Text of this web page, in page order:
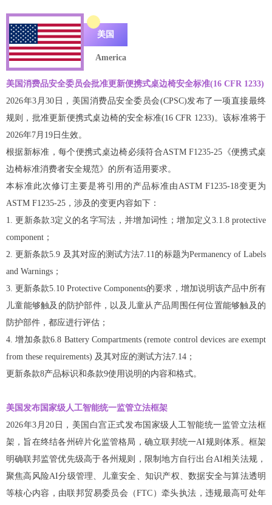
美国
America
美国消费品安全委员会批准更新便携式桌边椅安全标准(16 CFR 1233)
2026年3月30日，美国消费品安全委员会(CPSC)发布了一项直接最终
规则，批准更新便携式桌边椅的安全标准(16 CFR 1233)。该标准将于
2026年7月19日生效。
根据新标准，每个便携式桌边椅必须符合ASTM F1235-25《便携式桌
边椅标准消费者安全规范》的所有适用要求。
本标准此次修订主要是将引用的产品标准由ASTM F1235-18变更为
ASTM F1235-25，涉及的变更内容如下：
1. 更新条款3定义的名字写法，并增加词性；增加定义3.1.8 protective
component；
2. 更新条款5.9 及其对应的测试方法7.11的标题为Permanency of Labels
and Warnings；
3. 更新条款5.10 Protective Components的要求，增加说明该产品中所有
儿童能够触及的防护部件，以及儿童从产品周围任何位置能够触及的
防护部件，都应进行评估；
4. 增加条款6.8 Battery Compartments (remote control devices are exempt
from these requirements) 及其对应的测试方法7.14；
更新条款8产品标识和条款9使用说明的内容和格式。
美国发布国家级人工智能统一监管立法框架
2026年3月20日，美国白宫正式发布国家级人工智能统一监管立法框
架，旨在终结各州碎片化监管格局，确立联邦统一AI规则体系。框架
明确联邦监管优先级高于各州规则，限制地方自行出台AI相关法规，
聚焦高风险AI分级管理、儿童安全、知识产权、数据安全与算法透明
等核心内容，由联邦贸易委员会（FTC）牵头执法，违规最高可处年